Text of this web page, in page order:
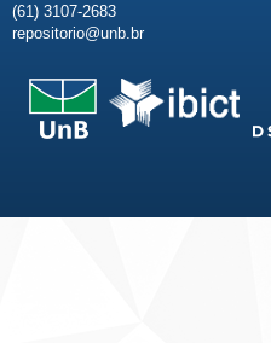
(61) 3107-2683
repositorio@unb.br